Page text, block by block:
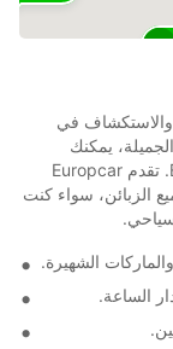
والاستكشاف في
يمكنك
الاعتماد على خدمات تأجير السيارات من Europcar. تقدم Europcar
الزبائن، سواء كنت
الشهيرة.
الساعة.